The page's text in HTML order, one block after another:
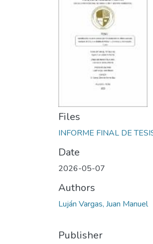
Files
INFORME FINAL DE
Date
2026-05-07
Authors
Luján Vargas, Juan Manuel
Publisher